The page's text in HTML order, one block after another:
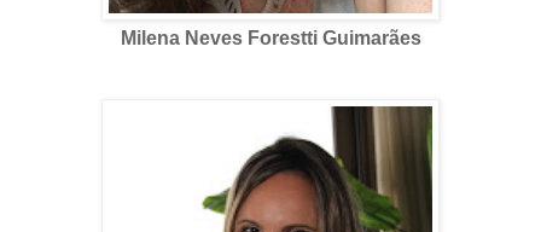
Milena Neves Forestti Guimarães